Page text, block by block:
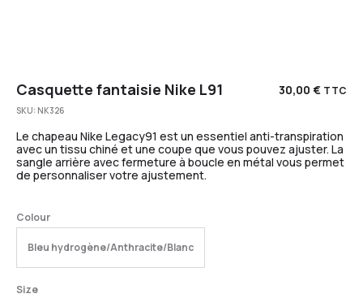
Casquette fantaisie Nike L91 30,00 € TTC
SKU: NK326
Le chapeau Nike Legacy91 est un essentiel anti-transpiration
avec un tissu chiné et une coupe que vous pouvez ajuster. La
sangle arrière avec fermeture à boucle en métal vous permet
de personnaliser votre ajustement.
Colour
Bleu hydrogène/Anthracite/Blanc
Size